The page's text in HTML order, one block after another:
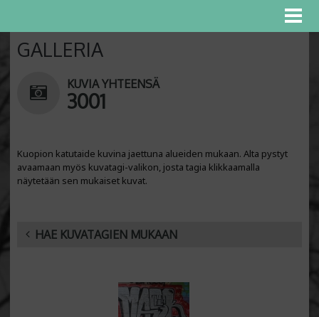
GALLERIA
KUVIA YHTEENSÄ
3001
Kuopion katutaide kuvina jaettuna alueiden mukaan. Alta pystyt
avaamaan myös kuvatagi-valikon, josta tagia klikkaamalla
näytetään sen mukaiset kuvat.
HAE KUVATAGIEN MUKAAN